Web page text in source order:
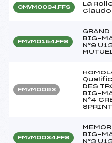
OMVM0034.FFS
La
FMVM0154.FFS
GRAND
BIG-
N°9
FMVM0063
DES
BIG-
N°4
SPRINT
FMVM0034.FFS
BIG-
N°3